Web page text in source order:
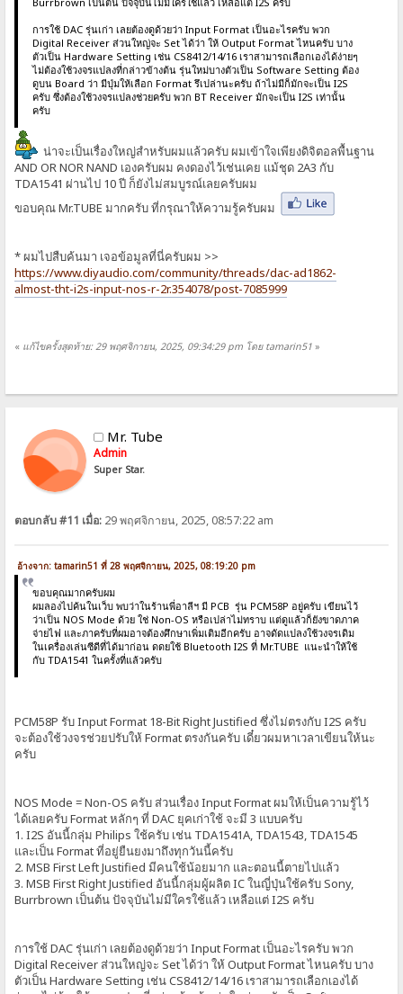
การใช้ DAC รุ่นเก่า เลยต้องดูด้วยว่า Input Format เป็นอะไรครับ พวก
Digital Receiver ส่วนใหญ่จะ Set ได้ว่า ให้ Output Format ไหนครับ บาง
ตัวเป็น Hardware Setting เช่น CS8412/14/16 เราสามารถเลือกเองได้ง่ายๆ
ไม่ต้องใช้วงจรแปลงที่กล่าวข้างต้น รุ่นใหม่บางตัวเป็น Software Setting ต้อง
ดูบน Board ว่า มีปุ่มให้เลือก Format รึเปล่านะครับ ถ้าไม่มีก็มักจะเป็น I2S
ครับ ซึ่งต้องใช้วงจรแปลงช่วยครับ พวก BT Receiver มักจะเป็น I2S เท่านั้น
ครับ
น่าจะเป็นเรื่องใหญ่สำหรับผมแล้วครับ ผมเข้าใจเพียงดิจิตอลพื้นฐาน
AND OR NOR NAND เองครับผม คงดองไว้เช่นเคย แม้ชุด 2A3 กับ
TDA1541 ผ่านไป 10 ปี ก็ยังไม่สมบูรณ์เลยครับผม
ขอบคุณ Mr.TUBE มากครับ ที่กรุณาให้ความรู้ครับผม
* ผมไปสืบค้นมา เจอข้อมูลที่นี่ครับผม >>
https://www.diyaudio.com/community/threads/dac-ad1862-
almost-tht-i2s-input-nos-r-2r.354078/post-7085999
« แก้ไขครั้งสุดท้าย: 29 พฤศจิกายน, 2025, 09:34:29 pm โดย tamarin51 »
Mr. Tube
Admin
Super Star.
ตอบกลับ #11 เมื่อ: 29 พฤศจิกายน, 2025, 08:57:22 am
อ้างจาก: tamarin51 ที่ 28 พฤศจิกายน, 2025, 08:19:20 pm
ขอบคุณมากครับผม
ผมลองไปค้นในเว็บ พบว่าในร้านพี่อาลีฯ มี PCB รุ่น PCM58P อยู่ครับ เขียนไว้
ว่าเป็น NOS Mode ด้วย ใช่ Non-OS หรือเปล่าไม่ทราบ แต่ดูแล้วก็ยังขาดภาค
จ่ายไฟ และภาครับที่ผมอาจต้องศึกษาเพิ่มเติมอีกครับ อาจดัดแปลงใช้วงจรเดิม
ในเครื่องเล่นซีดีที่ได้มาก่อน ดดยใช้ Bluetooth I2S ที่ Mr.TUBE แนะนำให้ใช้
กับ TDA1541 ในครั้งที่แล้วครับ
PCM58P รับ Input Format 18-Bit Right Justified ซึ่งไม่ตรงกับ I2S ครับ
จะต้องใช้วงจรช่วยปรับให้ Format ตรงกันครับ เดี๋ยวผมหาเวลาเขียนให้นะ
ครับ
NOS Mode = Non-OS ครับ ส่วนเรื่อง Input Format ผมให้เป็นความรู้ไว้
ได้เลยครับ Format หลักๆ ที่ DAC ยุคเก่าใช้ จะมี 3 แบบครับ
1. I2S อันนี้กลุ่ม Philips ใช้ครับ เช่น TDA1541A, TDA1543, TDA1545
และเป็น Format ที่อยู่ยืนยงมาถึงทุกวันนี้ครับ
2. MSB First Left Justified มีคนใช้น้อยมาก และตอนนี้ตายไปแล้ว
3. MSB First Right Justified อันนี้กลุ่มผู้ผลิต IC ในญี่ปุ่นใช้ครับ Sony,
Burrbrown เป็นต้น ปัจจุบันไม่มีใครใช้แล้ว เหลือแต่ I2S ครับ
การใช้ DAC รุ่นเก่า เลยต้องดูด้วยว่า Input Format เป็นอะไรครับ พวก
Digital Receiver ส่วนใหญ่จะ Set ได้ว่า ให้ Output Format ไหนครับ บาง
ตัวเป็น Hardware Setting เช่น CS8412/14/16 เราสามารถเลือกเองได้